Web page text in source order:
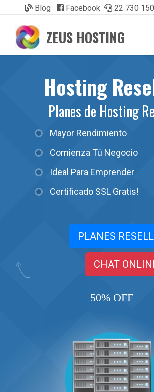
Blog Facebook 22 730
ZEUS HOSTING
Hosting
Planes de Hosting
Mayor Rendimiento
Comienza Tú Negocio
Ideal Para Emprender
Certificado SSL Gratis!
PLANES
CHAT
50% OFF